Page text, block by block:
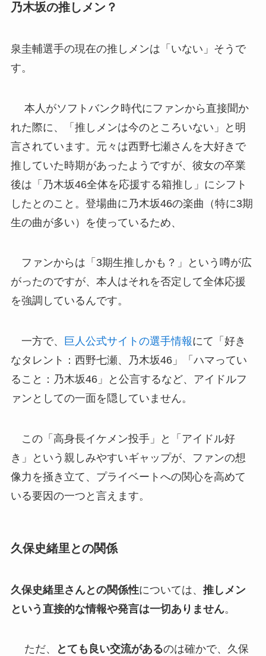
乃木坂の推しメン？
泉圭輔選手の現在の推しメンは「いない」そうで
す。
本人がソフトバンク時代にファンから直接聞か
れた際に、「推しメンは今のところいない」と明
言されています。元々は西野七瀬さんを大好きで
推していた時期があったようですが、彼女の卒業
後は「乃木坂46全体を応援する箱推し」にシフト
したとのこと。登場曲に乃木坂46の楽曲（特に3期
生の曲が多い）を使っているため、
ファンからは「3期生推しかも？」という噂が広
がったのですが、本人はそれを否定して全体応援
を強調しているんです。
一方で、 巨人公式サイトの選手情報にて「好き
なタレント：西野七瀬、乃木坂46」「ハマってい
ること：乃木坂46」と公言するなど、アイドルフ
ァンとしての一面を隠していません。
この「高身長イケメン投手」と「アイドル好
き」という親しみやすいギャップが、ファンの想
像力を掻き立て、プライベートへの関心を高めて
いる要因の一つと言えます。
久保史緒里との関係
久保史緒里さんとの関係性については、 推しメン
という直接的な情報や発言は一切ありません。
ただ、 とても良い交流があるのは確かで、久保